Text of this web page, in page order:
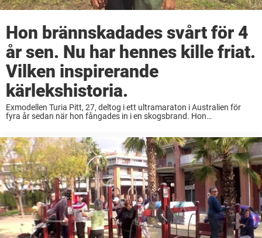
Hon brännskadades svårt för 4
år sen. Nu har hennes kille friat.
Vilken inspirerande
kärlekshistoria.
Exmodellen Turia Pitt, 27, deltog i ett ultramaraton i Australien för
fyra år sedan när hon fångades in i en skogsbrand. Hon